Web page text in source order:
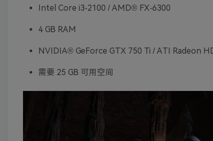
Intel Core i3-2100 / AMD® FX-6300
4 GB RAM
NVIDIA® GeForce GTX 750 Ti / ATI Radeon
需要 25 GB 可用空间